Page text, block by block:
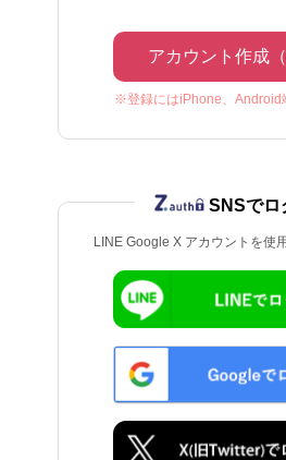
アカウント作成（
※登録にはiPhone、Android
LINE Google X アカウントを使
SNSでロ